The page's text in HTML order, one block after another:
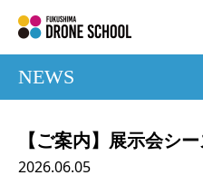
NEWS
【ご案内】展示会シ
2026.06.05